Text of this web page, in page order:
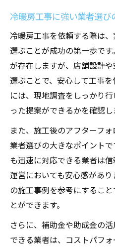
冷暖房工事に強い業者選び
冷暖房工事を依頼する際は
選ぶことが成功の第一歩で
が存在しますが、店舗設計
選ぶことで、安心して工事
には、現地調査をしっかり
った提案ができるかを確認し
また、施工後のアフターフ
業者選びの大きなポイント
も迅速に対応できる業者は
運営においても安心感があ
の施工事例を参考にするこ
とができます。
さらに、補助金や助成金の
できる業者は、コストパフ